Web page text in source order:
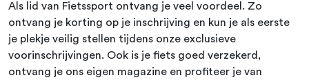
Als lid van Fietssport ontvang je veel voordeel. Zo
ontvang je korting op je inschrijving en kun je als eerste
je plekje veilig stellen tijdens onze exclusieve
voorinschrijvingen. Ook is je fiets goed verzekerd,
ontvang je ons eigen magazine en profiteer je van